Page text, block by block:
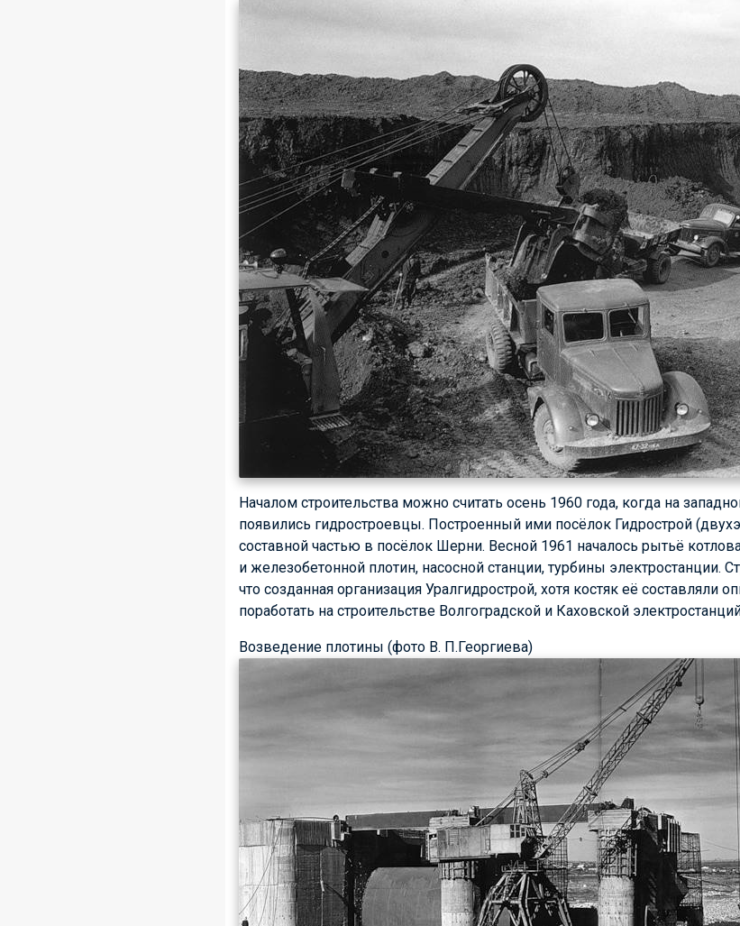
Началом строительства можно считать осень 1960 года, когда на
появились гидростроевцы. Построенный ими посёлок Гидрострой
составной частью в посёлок Шерни. Весной 1961 началось рытьё
и железобетонной плотин, насосной станции, турбины электростанции.
что созданная организация Уралгидрострой, хотя костяк её
поработать на строительстве Волгоградской и Каховской
Возведение плотины (фото В. П.Георгиева)